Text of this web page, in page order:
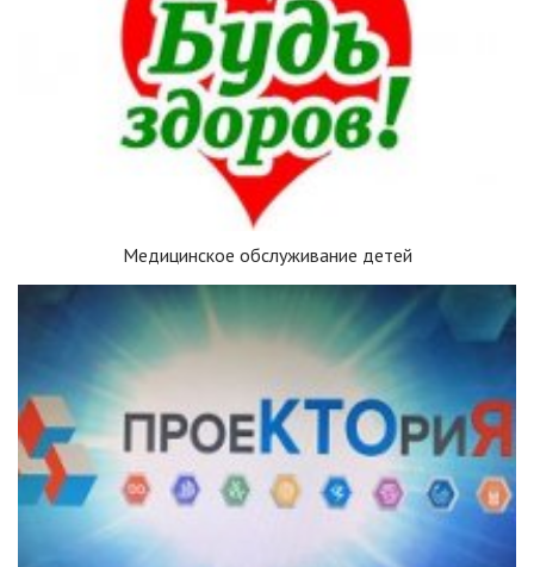
Медицинское обслуживание детей